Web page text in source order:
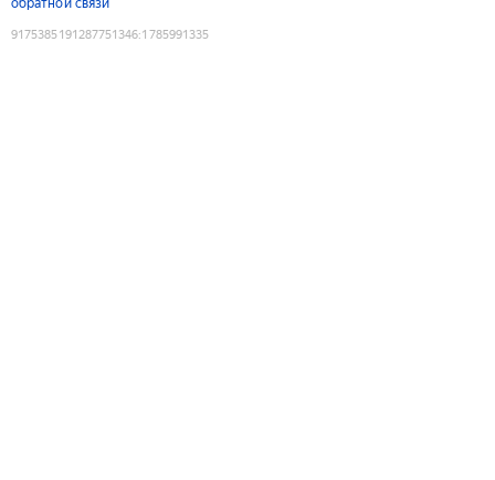
обратной связи
9175385191287751346:1785991335